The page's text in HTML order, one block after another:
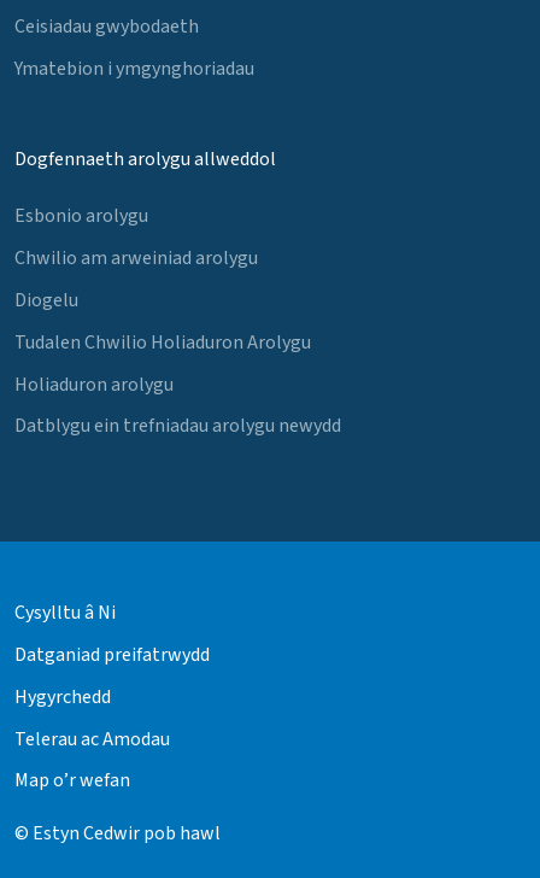
Ceisiadau gwybodaeth
Ymatebion i ymgynghoriadau
Dogfennaeth arolygu allweddol
Esbonio arolygu
Chwilio am arweiniad arolygu
Diogelu
Tudalen Chwilio Holiaduron Arolygu
Holiaduron arolygu
Datblygu ein trefniadau arolygu newydd
Cysylltu â Ni
Datganiad preifatrwydd
Hygyrchedd
Telerau ac Amodau
Map o’r wefan
© Estyn Cedwir pob hawl